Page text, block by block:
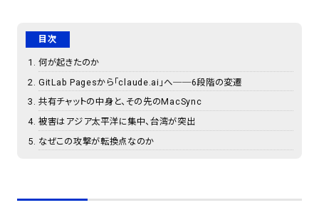
目次
何が起きたのか
GitLab Pagesから「claude.ai」へ──6段階の変遷
共有チャットの中身と、その先のMacSync
被害はアジア太平洋に集中、台湾が突出
なぜこの攻撃が転換点なのか